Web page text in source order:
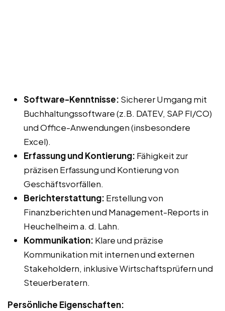
Software-Kenntnisse: Sicherer Umgang mit
Buchhaltungssoftware (z.B. DATEV, SAP FI/CO)
und Office-Anwendungen (insbesondere
Excel).
Erfassung und Kontierung: Fähigkeit zur
präzisen Erfassung und Kontierung von
Geschäftsvorfällen.
Berichterstattung: Erstellung von
Finanzberichten und Management-Reports in
Heuchelheim a. d. Lahn.
Kommunikation: Klare und präzise
Kommunikation mit internen und externen
Stakeholdern, inklusive Wirtschaftsprüfern und
Steuerberatern.
Persönliche Eigenschaften: